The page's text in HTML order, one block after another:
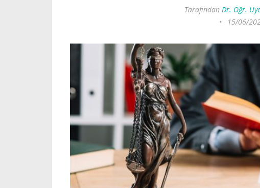
Tarafından Dr. Öğr.
•
15/06/